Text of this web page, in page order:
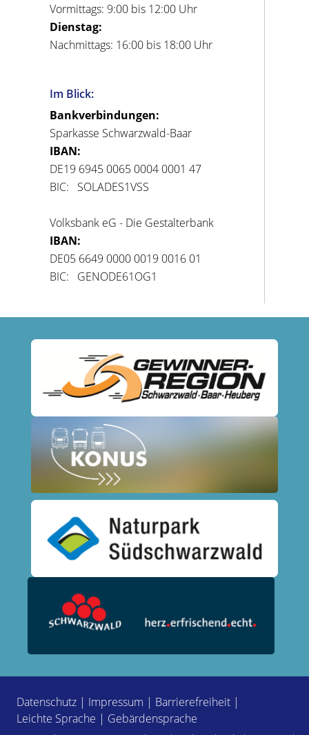
Vormittags: 9:00 bis 12:00 Uhr
Dienstag:
Nachmittags: 16:00 bis 18:00 Uhr
Im Blick:
Bankverbindungen:
Sparkasse Schwarzwald-Baar
IBAN:
DE19 6945 0065 0004 0001 47
BIC: SOLADES1VSS
Volksbank eG - Die Gestalterbank
IBAN:
DE05 6649 0000 0019 0016 01
BIC: GENODE61OG1
Datenschutz | Impressum | Barrierefreiheit |
Leichte Sprache | Gebärdensprache